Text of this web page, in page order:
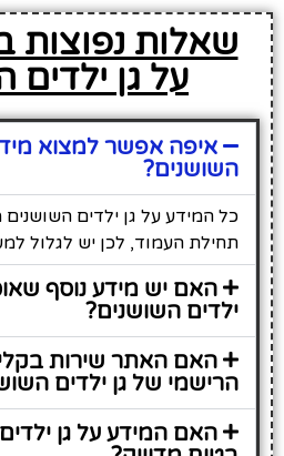
שאלות נפוצות
על גן ילדים
איפה אפשר למצוא מידע
השושנים?
כל המידע על גן ילדים השושנים
תחילת העמוד, לכן יש לגלול
האם יש מידע נוסף
ילדים השושנים?
האם האתר שירות
הרישמי של גן ילדים
האם המידע על גן